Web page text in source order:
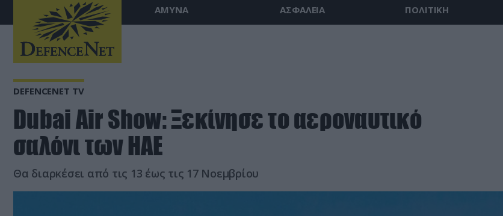
ΑΜΥΝΑ ΑΣΦΑΛΕΙΑ ΠΟΛΙΤΙΚΗ
DEFENCENET TV
Dubai Air Show: Ξεκίνησε το αεροναυτικό
σαλόνι των ΗΑΕ
Θα διαρκέσει από τις 13 έως τις 17 Νοεμβρίου